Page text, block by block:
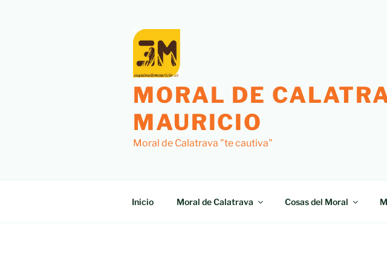
MORAL DE
MAURICIO
Moral de Calatrava "te cautiva"
Inicio Moral de Calatrava Cosas del Moral